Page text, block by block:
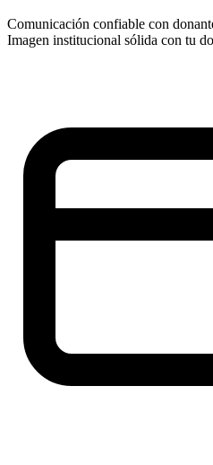
Comunicación confiable con
Imagen institucional sólida con tu